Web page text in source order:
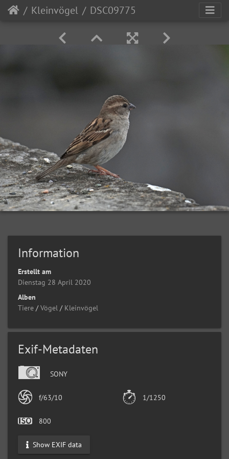
Kleinvögel DSC09775
Information
Erstellt am
Dienstag 28 April 2020
Alben
Tiere /Vögel / Kleinvögel
Exif-Metadaten
SONY
f/63/10 1/1250
800
Show EXIF data